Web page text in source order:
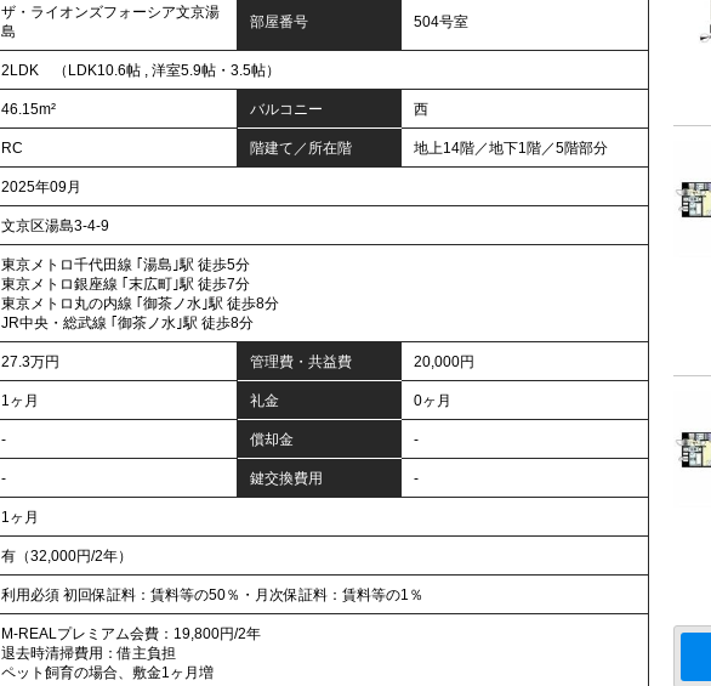
ザ・ライオンズフォーシア文京湯
島
部屋番号 504号室
2LDK （LDK10.6帖 , 洋室5.9帖・3.5帖）
46.15m² バルコニー 西
RC 階建て／所在階 地上14階／地下1階／5階部分
2025年09月
文京区湯島3-4-9
東京メトロ千代田線 ｢湯島｣駅 徒歩5分
東京メトロ銀座線 ｢末広町｣駅 徒歩7分
東京メトロ丸の内線 ｢御茶ノ水｣駅 徒歩8分
JR中央・総武線 ｢御茶ノ水｣駅 徒歩8分
27.3万円 管理費・共益費 20,000円
1ヶ月 礼金 0ヶ月
- 償却金 -
- 鍵交換費用 -
1ヶ月
有（32,000円/2年）
利用必須 初回保証料：賃料等の50％・月次保証料：賃料等の1％
M-REALプレミアム会費：19,800円/2年
退去時清掃費用：借主負担
ペット飼育の場合、敷金1ヶ月増